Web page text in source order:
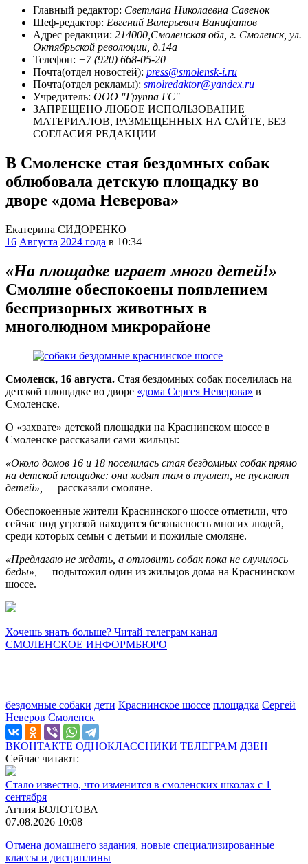
Главный редактор: Светлана Николаевна Савенок
Шеф-редактор: Евгений Валерьевич Ванифатов
Адрес редакции: 214000,Смоленская обл, г. Смоленск, ул.
Октябрьской революции, д.14а
Телефон: +7 (920) 668-05-20
Почта(отдел новостей): press@smolensk-i.ru
Почта(отдел рекламы): smolredaktor@yandex.ru
Учредитель: ООО "Группа ГС"
ЗАПРЕЩЕНО ЛЮБОЕ ИСПОЛЬЗОВАНИЕ
МАТЕРИАЛОВ, РАЗМЕЩЕННЫХ НА САЙТЕ, БЕЗ
СОГЛАСИЯ РЕДАКЦИИ
В Смоленске стая бездомных собак
облюбовала детскую площадку во
дворе «дома Неверова»
Екатерина СИДОРЕНКО
16 Августа 2024 года в 10:34
«На площадке играет много детей!»
Смоляне обеспокоены появлением
беспризорных животных в
многолюдном микрорайоне
Смоленск, 16 августа. Стая бездомных собак поселилась на
детской площадке во дворе «дома Сергея Неверова» в
Смоленске.
О «захвате» детской площадки на Краснинском шоссе в
Смоленске рассказали сами жильцы:
«Около домов 16 и 18 поселилась стая бездомных собак прямо
на детской площадке: они ходят там в туалет, не пускают
детей», —рассказали смоляне.
Обеспокоенные жители Краснинского шоссе отметили, что
сейчас под угрозой находится безопасность многих людей,
среди которых семьи с детьми и пожилые смоляне.
«Предлагаю не ждать, а отловить собак пока не случилось
беды», —подытожил один из жильцов дома на Краснинском
шоссе.
Хочешь знать больше? Читай телеграм канал
СМОЛЕНСКОЕ ИНФОРМБЮРО
бездомные собаки дети Краснинское шоссе площадка Сергей
Неверов Смоленск
ВКОНТАКТЕ ОДНОКЛАССНИКИ ТЕЛЕГРАМ ДЗЕН
Сейчас читают:
Стало известно, что изменится в смоленских школах с 1
сентября
Агния БОЛОТОВА
07.08.2026 10:08
Отмена домашнего задания, новые специализированные
классы и дисциплины